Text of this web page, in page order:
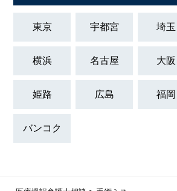
東京 宇都宮 埼玉
横浜 名古屋 大阪
姫路 広島 福岡
バンコク